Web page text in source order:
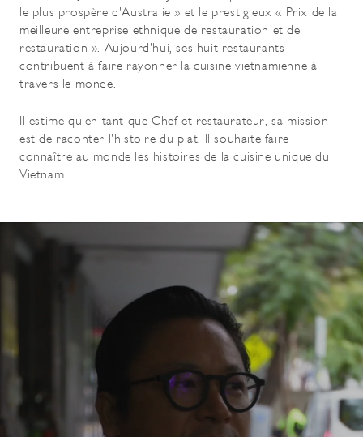
le plus prospère d'Australie » et le prestigieux « Prix de la
meilleure entreprise ethnique de restauration et de
restauration ». Aujourd'hui, ses huit restaurants
contribuent à faire rayonner la cuisine vietnamienne à
travers le monde.
Il estime qu'en tant que Chef et restaurateur, sa mission
est de raconter l'histoire du plat. Il souhaite faire
connaître au monde les histoires de la cuisine unique du
Vietnam.